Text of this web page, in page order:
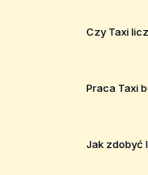
Czy Taxi
Praca Taxi
Jak zdobyć